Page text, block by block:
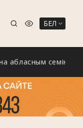
БЕЛ
семінары ў